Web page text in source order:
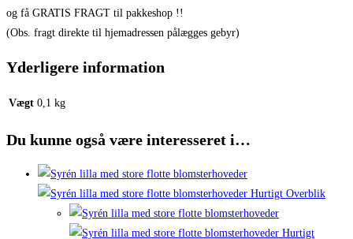
og få GRATIS FRAGT til pakkeshop !!
(Obs. fragt direkte til hjemadressen pålægges gebyr)
Yderligere information
Vægt 0,1 kg
Du kunne også være interesseret i…
Hurtigt Overblik
Hurtigt